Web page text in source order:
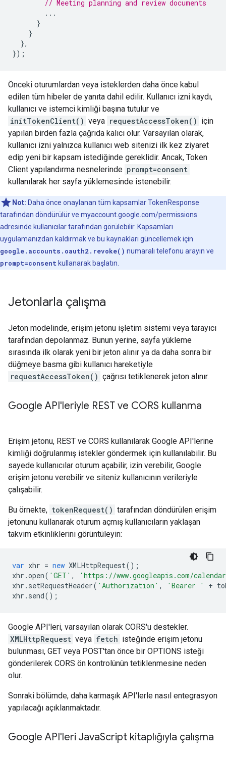
// Meeting planning and review documents
...
}
}
},
});
Önceki oturumlardan veya isteklerden daha önce kabul
edilen tüm hibeler de yanıta dahil edilir. Kullanıcı izni kaydı,
kullanıcı ve istemci kimliği başına tutulur ve
initTokenClient() veya requestAccessToken() için
yapılan birden fazla çağrıda kalıcı olur. Varsayılan olarak,
kullanıcı izni yalnızca kullanıcı web sitenizi ilk kez ziyaret
edip yeni bir kapsam istediğinde gereklidir. Ancak, Token
Client yapılandırma nesnelerinde prompt=consent
kullanılarak her sayfa yüklemesinde istenebilir.
Not: Daha önce onaylanan tüm kapsamlar TokenResponse
tarafından döndürülür ve myaccount.google.com/permissions
adresinde kullanıcılar tarafından görülebilir. Kapsamları
uygulamanızdan kaldırmak ve bu kaynakları güncellemek için
google.accounts.oauth2.revoke() numaralı telefonu arayın ve
prompt=consent kullanarak başlatın.
Jetonlarla çalışma
Jeton modelinde, erişim jetonu işletim sistemi veya tarayıcı
tarafından depolanmaz. Bunun yerine, sayfa yükleme
sırasında ilk olarak yeni bir jeton alınır ya da daha sonra bir
düğmeye basma gibi kullanıcı hareketiyle
requestAccessToken() çağrısı tetiklenerek jeton alınır.
Google API'leriyle REST ve CORS kullanma
Erişim jetonu, REST ve CORS kullanılarak Google API'lerine
kimliği doğrulanmış istekler göndermek için kullanılabilir. Bu
sayede kullanıcılar oturum açabilir, izin verebilir, Google
erişim jetonu verebilir ve siteniz kullanıcının verileriyle
çalışabilir.
Bu örnekte, tokenRequest() tarafından döndürülen erişim
jetonunu kullanarak oturum açmış kullanıcıların yaklaşan
takvim etkinliklerini görüntüleyin:
var xhr = new XMLHttpRequest();
xhr .open( 'GET' ,
'https://www.googleapis.com/
xhr . setRequestHeader( 'Authorization' , 'Bearer ' +
xhr . send();
Google API'leri, varsayılan olarak CORS'u destekler.
XMLHttpRequest veya fetch isteğinde erişim jetonu
bulunması, GET veya POST'tan önce bir OPTIONS isteği
gönderilerek CORS ön kontrolünün tetiklenmesine neden
olur.
Sonraki bölümde, daha karmaşık API'lerle nasıl entegrasyon
yapılacağı açıklanmaktadır.
Google API'leri JavaScript kitaplığıyla çalışma